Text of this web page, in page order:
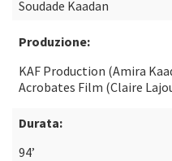
Soudade Kaadan
Produzione:
KAF Production (Amira
Acrobates Film (Claire
Durata:
94’